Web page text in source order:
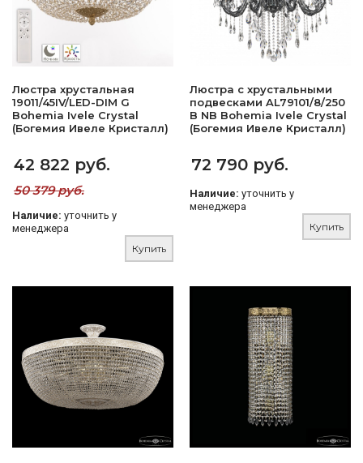
Люстра хрустальная
19011/45IV/LED-DIM G
Bohemia Ivele Crystal
(Богемия Ивеле Кристалл)
42 822 руб.
50 379 руб.
Наличие: уточнить у
менеджера
Купить
Люстра с хрустальными
подвесками AL79101/8/250
B NB Bohemia Ivele Crystal
(Богемия Ивеле Кристалл)
72 790 руб.
Наличие: уточнить у
менеджера
Купить